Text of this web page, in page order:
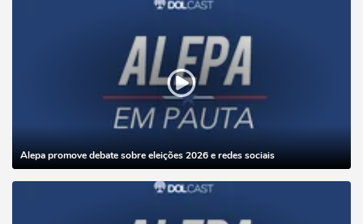
Alepa promove debate sobre eleições 2026 e redes sociais